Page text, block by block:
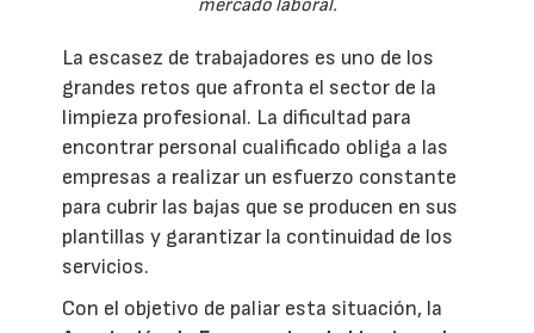
mercado laboral.
La escasez de trabajadores es uno de los
grandes retos que afronta el sector de la
limpieza profesional. La dificultad para
encontrar personal cualificado obliga a las
empresas a realizar un esfuerzo constante
para cubrir las bajas que se producen en sus
plantillas y garantizar la continuidad de los
servicios.
Con el objetivo de paliar esta situación, la